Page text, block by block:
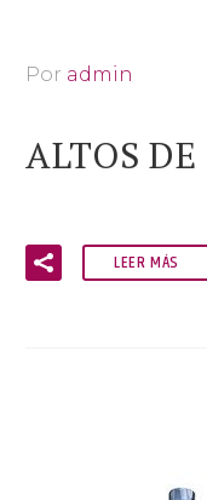
Por admin
ALTOS
LEER MÁS